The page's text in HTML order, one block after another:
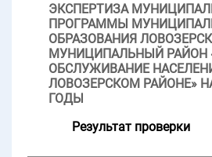
ЭКСПЕРТИЗА
ПРОГРАММЫ
ОБРАЗОВАНИЯ
МУНИЦИПАЛЬНЫЙ РАЙОН
ОБСЛУЖИВАНИЕ
ЛОВОЗЕРСКОМ РАЙОНЕ»
ГОДЫ
Результат проверки